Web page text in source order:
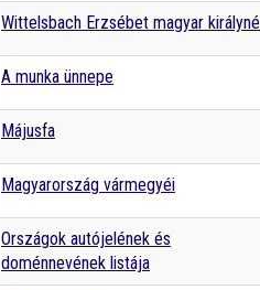
Wittelsbach Erzsébet magyar királyné
A munka ünnepe
Májusfa
Magyarország vármegyéi
Országok autójelének és
doménnevének listája